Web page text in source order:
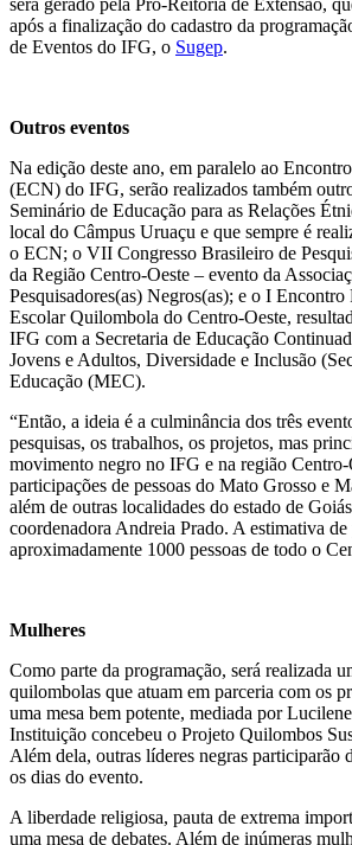
após a finalização do cadastro da
de Eventos do IFG, o Sugep.
Outros eventos
Na edição deste ano, em paralelo ao
(ECN) do IFG, serão realizados também
Seminário de Educação para as Relações
local do Câmpus Uruaçu e que sempre é
o ECN; o VII Congresso Brasileiro de
da Região Centro-Oeste – evento da
Pesquisadores(as) Negros(as); e o I
Escolar Quilombola do Centro-Oeste,
IFG com a Secretaria de Educação
Jovens e Adultos, Diversidade e Inclusão
Educação (MEC).
“Então, a ideia é a culminância dos três
pesquisas, os trabalhos, os projetos, mas
movimento negro no IFG e na região Centro-
participações de pessoas do Mato Grosso e
além de outras localidades do estado de
coordenadora Andreia Prado. A estimativa de
aproximadamente 1000 pessoas de todo o
Mulheres
Como parte da programação, será realizada
quilombolas que atuam em parceria com os
uma mesa bem potente, mediada por
Instituição concebeu o Projeto Quilombos
Além dela, outras líderes negras participarão
os dias do evento.
A liberdade religiosa, pauta de extrema
uma mesa de debates. Além de inúmeras